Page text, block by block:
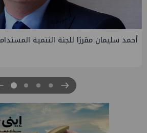
أحمد سليمان مقررًا للجنة التنمية